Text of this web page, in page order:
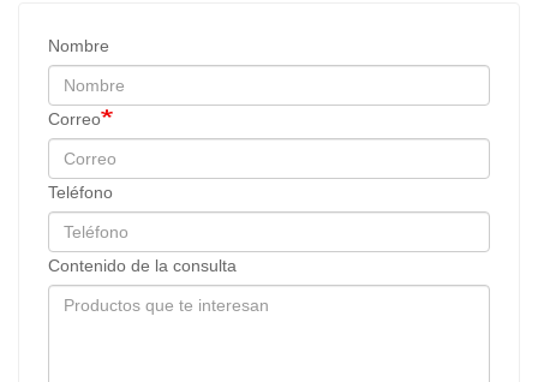
Nombre
Correo
Teléfono
Contenido de la consulta